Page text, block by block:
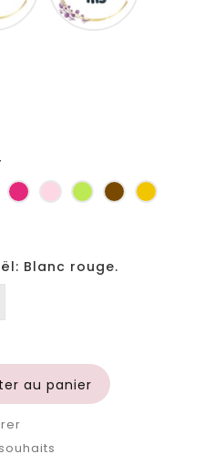
Fuchsia
RoseAnis MarronJaune
Blanc rouge.
au panier